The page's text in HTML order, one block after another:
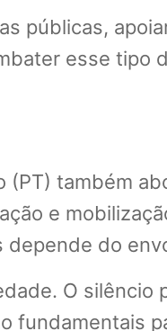
públicas,
esse tipo
(PT) também
e
do
O
fundamentais